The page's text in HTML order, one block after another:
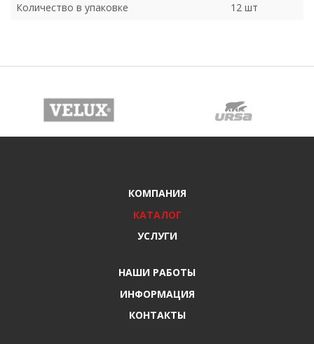
Количество в упаковке
12 шт
КОМПАНИЯ
КАТАЛОГ
УСЛУГИ
НАШИ РАБОТЫ
ИНФОРМАЦИЯ
КОНТАКТЫ